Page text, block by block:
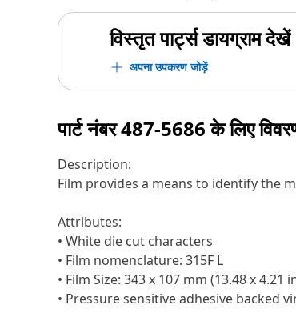
विस्तृत पार्ट्स डायग्राम देखें
अपना उपकरण जोड़ें
पार्ट नंबर487-5686के लिए
Description:
Film provides a means to identify the
Attributes:
• White die cut characters
• Film nomenclature: 315F L
• Film Size: 343 x 107 mm (13.48 x 4.21
• Pressure sensitive adhesive backed